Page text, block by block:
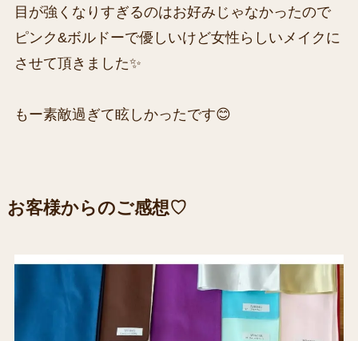
目が強くなりすぎるのはお好みじゃなかったので
ピンク&ボルドーで優しいけど女性らしいメイクに
させて頂きました✨
もー素敵過ぎて眩しかったです😊
お客様からのご感想♡